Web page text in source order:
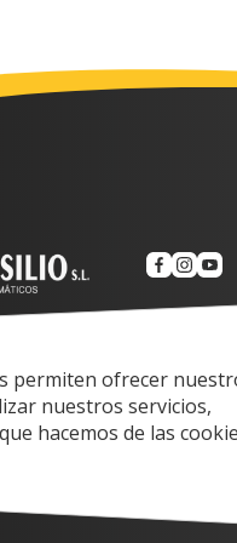
permiten ofrecer
nuestros servicios,
hacemos de las
Calle Prof.
Spain
Lunes a